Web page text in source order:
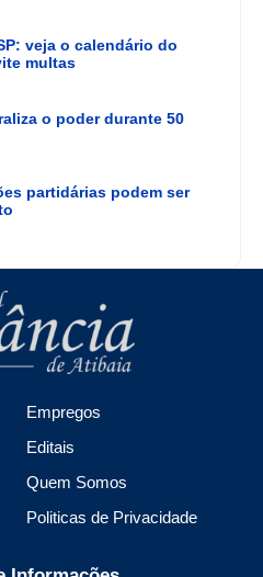
veja o calendário do
multas
o poder durante 50
partidárias podem ser
Empregos
Editais
Quem Somos
Politicas de Privacidade